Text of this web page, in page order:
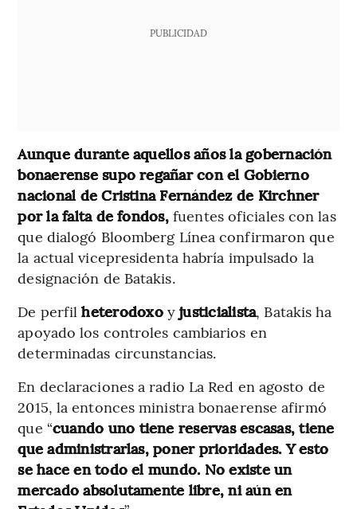
PUBLICIDAD
Aunque durante aquellos años la gobernación
bonaerense supo regañar con el Gobierno
nacional de Cristina Fernández de Kirchner
por la falta de fondos,fuentes oficiales con las
que dialogó Bloomberg Línea confirmaron que
la actual vicepresidenta habría impulsado la
designación de Batakis.
De perfilheterodoxoyjusticialista, Batakis ha
apoyado los controles cambiarios en
determinadas circunstancias.
En declaraciones a radio La Red en agosto de
2015, la entonces ministra bonaerense afirmó
que “cuando uno tiene reservas escasas, tiene
que administrarlas, poner prioridades. Y esto
se hace en todo el mundo. No existe un
mercado absolutamente libre, ni aún en